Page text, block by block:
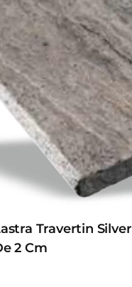
Travertin Silver
2 Cm